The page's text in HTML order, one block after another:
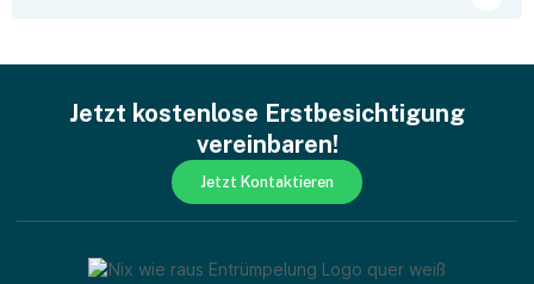
Jetzt kostenlose Erstbesichtigung
vereinbaren!
Jetzt Kontaktieren